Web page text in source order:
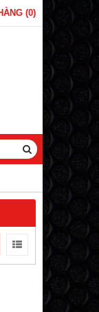
(0)